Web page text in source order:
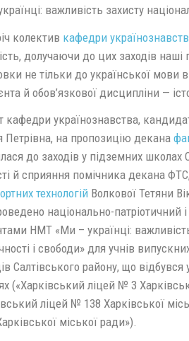
важливість захисту
колектив кафедри
долучаючи до цих заходів наші
не тільки до української мови
й обов’язкової дисципліни —
кафедри українознавства,
Петрівна, на пропозицію декана
до заходів у підземних школах
й сприяння помічника декана
технологій Волкової Тетяни
національно-патріотичний
НМТ «Ми – українці:
і свободи» для учнів
Салтівського району, що
(«Харківський ліцей № 3
ліцей № 138 Харківської
міської ради»).